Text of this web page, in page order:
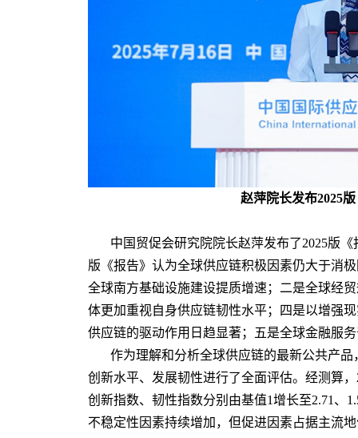
赵萍院长发布2025
中国贸促会研究院院长赵萍发布了2025版
版《报告》认为全球供应链积极因素仍大于消
全球南方基础设施建设提质增速；二是全球经
体更加重视自身供应链韧性水平；四是以增强
供应链的驱动作用日趋显著；五是全球金融服
作为理解和分析全球供应链的最新公共产
创新水平、发展韧性进行了全面评估。经测算
创新指数、韧性指数分别由基值1增长至2.71、
不稳定性因素持续增加，但促进因素占据主流